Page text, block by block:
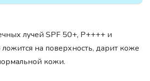
лучей SPF 50+, P++++ и
на поверхность, дарит коже
кожи.